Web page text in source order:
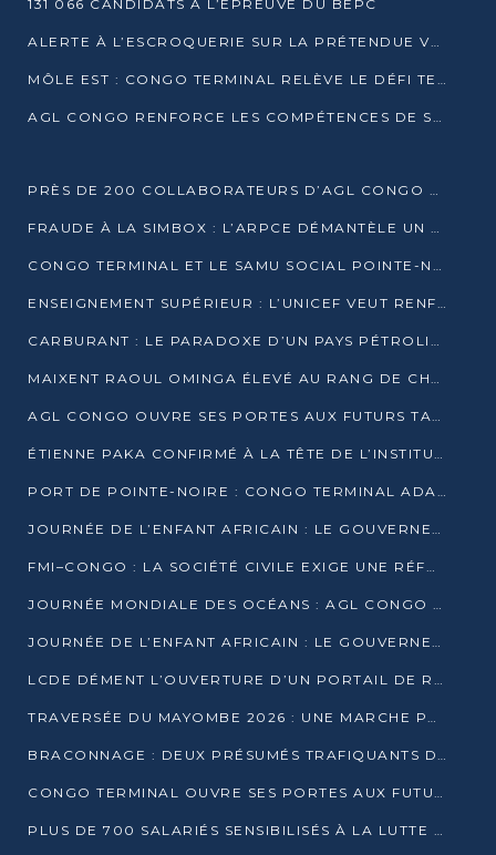
131 066 CANDIDATS À L’ÉPREUVE DU BEPC
ALERTE À L’ESCROQUERIE SUR LA PRÉTENDUE VENTE DE PARCELLES AFAT
MÔLE EST : CONGO TERMINAL RELÈVE LE DÉFI TECHNIQUE DES SABLES BITUMINEUX
AGL CONGO RENFORCE LES COMPÉTENCES DE SES ÉQUIPES AVEC LA CERTIFICATION CACES® R483
PRÈS DE 200 COLLABORATEURS D’AGL CONGO EN FORMATION JUSQU’EN JUILLET
FRAUDE À LA SIMBOX : L’ARPCE DÉMANTÈLE UN RÉSEAU UTILISANT DES CARTES SIM OUGANDAISES
CONGO TERMINAL ET LE SAMU SOCIAL POINTE-NOIRE RENOUVELLENT LEUR PARTENARIAT EN FAVEUR DES JEUNES VULNÉRABLES
ENSEIGNEMENT SUPÉRIEUR : L’UNICEF VEUT RENFORCER LA RECHERCHE SUR LES QUESTIONS DE L’ENFANCE
CARBURANT : LE PARADOXE D’UN PAYS PÉTROLIER CONFRONTÉ À DES PÉNURIES RÉCURRENTES
MAIXENT RAOUL OMINGA ÉLEVÉ AU RANG DE CHEVALIER DE L’ORDRE DE L’AMITIÉ ENTRE LA RUSSIE ET LE CONGO
AGL CONGO OUVRE SES PORTES AUX FUTURS TALENTS DE LA LOGISTIQUE
ÉTIENNE PAKA CONFIRMÉ À LA TÊTE DE L’INSTITUT GÉOGRAPHIQUE NATIONAL
PORT DE POINTE-NOIRE : CONGO TERMINAL ADAPTE SON DRAGAGE AUX SABLES BITUMINEUX
JOURNÉE DE L’ENFANT AFRICAIN : LE GOUVERNEMENT RÉAFFIRME SON ENGAGEMENT POUR L’ACCÈS À L’EAU ET À L’ASSAINISSEMENT
FMI–CONGO : LA SOCIÉTÉ CIVILE EXIGE UNE RÉFORME DE LA FISCALITÉ PÉTROLIÈRE
JOURNÉE MONDIALE DES OCÉANS : AGL CONGO MOBILISE SES COLLABORATEURS POUR LA PRÉSERVATION DE LA BIODIVERSITÉ MARINE
JOURNÉE DE L’ENFANT AFRICAIN : LE GOUVERNEMENT MOBILISÉ POUR L’HYGIÈNE DANS LES ORPHELINATS
LCDE DÉMENT L’OUVERTURE D’UN PORTAIL DE RECRUTEMENT ET APPELLE À LA VIGILANCE
TRAVERSÉE DU MAYOMBE 2026 : UNE MARCHE POUR SENSIBILISER ET DÉPISTER AU DIABÈTE
BRACONNAGE : DEUX PRÉSUMÉS TRAFIQUANTS D’HIPPOPOTAME ÉCROUÉS À BRAZZAVILLE
CONGO TERMINAL OUVRE SES PORTES AUX FUTURS INGÉNIEURS DE L’UCAC-ICAM
PLUS DE 700 SALARIÉS SENSIBILISÉS À LA LUTTE CONTRE LA TUBERCULOSE À CONGO TERMINAL